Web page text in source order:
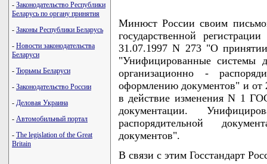
- Законодательство Республики
Беларусь по органу принятия
- Законы Республики Беларусь
- Новости законодательства
Беларуси
- Тюрьмы Беларуси
- Законодательство России
- Деловая Украина
- Автомобильный портал
- The legislation of the Great
Britain
Минюст России своим
государственной
31.07.1997 N 273 "О
"Унифицированные системы
организационно -
оформлению документов" и от
в действие изменения N 1
документации.
распорядительной
документов".
В связи с этим Госстандарт